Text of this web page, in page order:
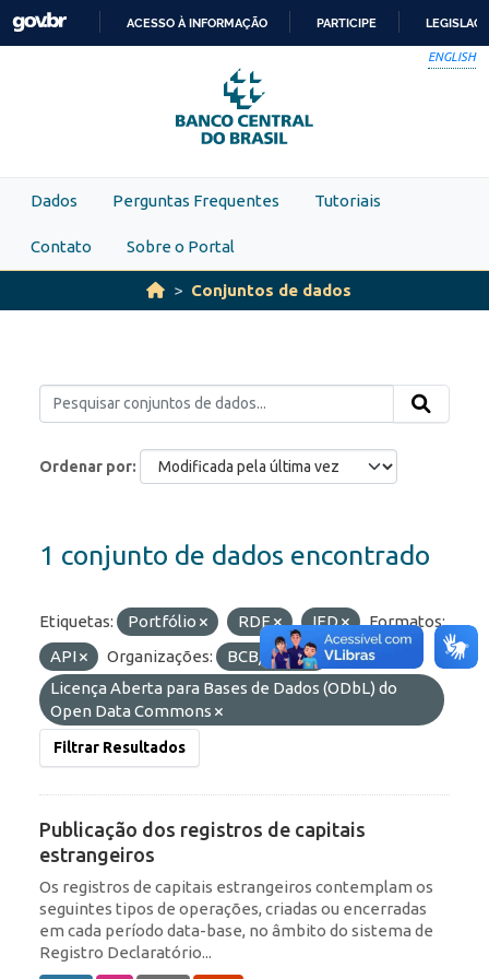
Skip to main content
PARA
O
CONTEÚDO
ACESSO À INFORMAÇÃO PARTICIPE
ENGLISH
Dados Perguntas Frequentes Tutoriais
Contato Sobre o Portal
Conjuntos de dados
Ordenar por
1 conjunto de dados encontrado
Etiquetas: Portfólio RDE IED
Formatos:
API
Organizações: BCB/Dstat
Licenças:
Licença Aberta para Bases de Dados (ODbL) do
Open Data Commons
Filtrar Resultados
Publicação dos registros de capitais
estrangeiros
Os registros de capitais estrangeiros contemplam os
seguintes tipos de operações, criadas ou encerradas
em cada período data-base, no âmbito do sistema de
Registro Declaratório...